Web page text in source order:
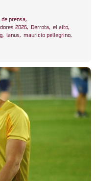
prensa,
2026, Derrota, el alto,
, lanus, mauricio pellegrino,